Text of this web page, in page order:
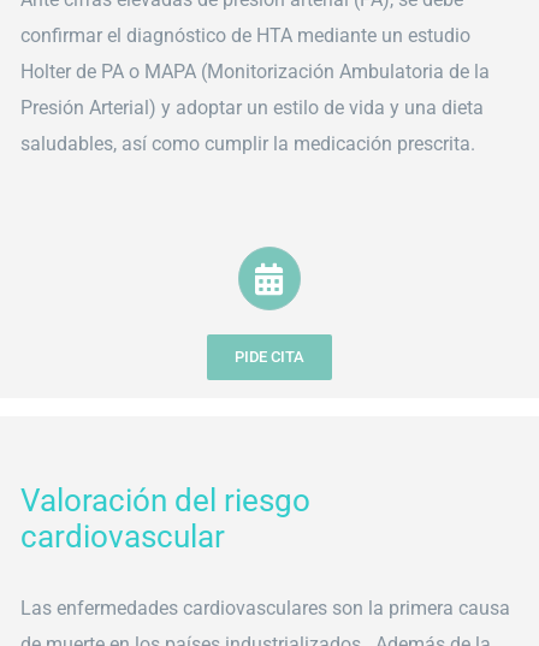
confirmar el diagnóstico de HTA mediante un estudio
Holter de PA o MAPA (Monitorización Ambulatoria de la
Presión Arterial) y adoptar un estilo de vida y una dieta
saludables, así como cumplir la medicación prescrita.
PIDE CITA
Valoración del riesgo
cardiovascular
Las enfermedades cardiovasculares son la primera causa